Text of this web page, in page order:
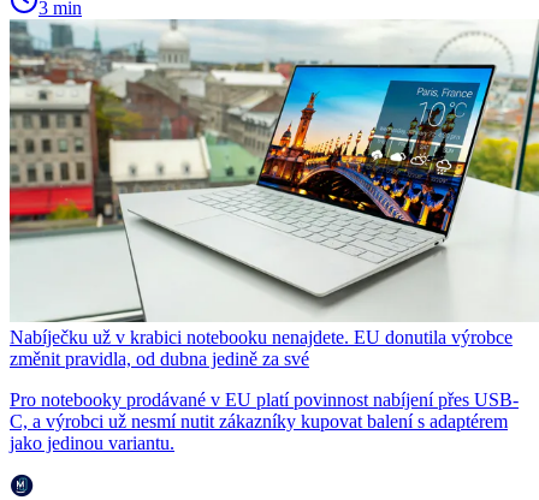
3 min
Nabíječku už v krabici notebooku nenajdete. EU donutila výrobce
změnit pravidla, od dubna jedině za své
Pro notebooky prodávané v EU platí povinnost nabíjení přes USB-
C, a výrobci už nesmí nutit zákazníky kupovat balení s adaptérem
jako jedinou variantu.